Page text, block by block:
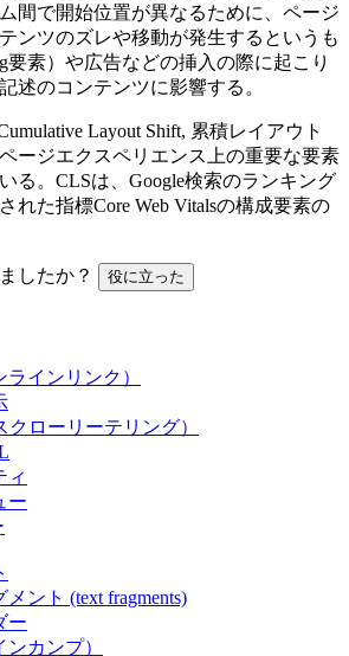
間で開始位置が異なるために、ページ
ンツのズレや移動が発生するというも
要素）や広告などの挿入の際に起こり
述のコンテンツに影響する。
Layout Shift, 累積レイアウト
ージエクスペリエンス上の重要な要素
る。CLSは、Google検索のランキング
れた指標Core Web Vitalsの構成要素の
したか？ 役に立った
インリンク）
クローリーテリング）
ィ
ー
ント (text fragments)
ー
カンプ）